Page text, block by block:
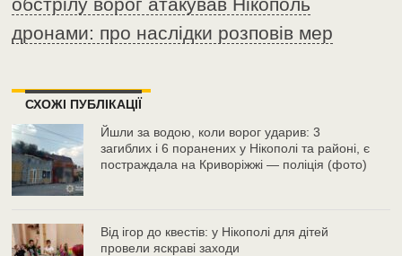
дронами: про наслідки розповів мер
СХОЖІ ПУБЛІКАЦІЇ
Йшли за водою, коли ворог ударив: 3
загиблих і 6 поранених у Нікополі та районі, є
постраждала на Криворіжжі — поліція (фото)
Від ігор до квестів: у Нікополі для дітей
провели яскраві заходи